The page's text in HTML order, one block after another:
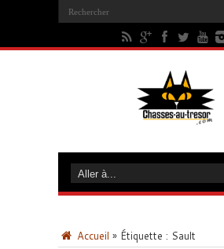
Accueil » Étiquette : Sault